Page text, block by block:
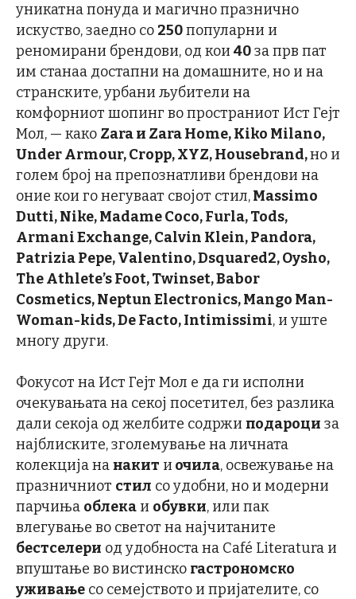
уникатна понуда и магично празнично
искуство, заедно со 250популарни и
реномирани брендови, од кои40за прв пат
им станаа достапни на домашните, но и на
странските, урбани љубители на
комфорниот шопинг во пространиот Ист Гејт
Мол, — како Zara и Zara Home, Kiko Milano,
Under Armour, Cropp, XYZ, Housebrand,но и
голем број на препознатливи брендови на
оние кои го негуваат својот стил,Massimo
Dutti, Nike, Madame Coco, Furla, Tods,
Armani Exchange, Calvin Klein, Pandora,
Patrizia Pepe, Valentino, Dsquared2, Oysho,
The Athlete’s Foot, Twinset, Babor
Cosmetics, Neptun Electronics, Mango Man-
Woman-kids, De Facto, Intimissimi, и уште
многу други.
Фокусот на Ист Гејт Мол е да ги исполни
очекувањата на секој посетител, без разлика
дали секоја од желбите содржи подароци за
најблиските, зголемување на личната
колекција нанакит и очила, освежување на
празничниот стил со удобни, но и модерни
парчиња облека и обувки, или пак
влегување во светот на најчитаните
бестселери од удобноста на Café Literatura и
впуштање во вистинско гастрономско
уживање со семејството и пријателите, со